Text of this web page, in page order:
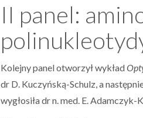
II panel:
Kolejny panel otworzył wykład
dr D. Kuczyńską-Schulz, a
wygłosiła dr n. med. E. Adamczyk-